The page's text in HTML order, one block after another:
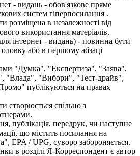
- видань - обов'язкове пряме
систем гіперпосилання .
розміщена в незалежності від
використання матеріалів.
інтернет - видань) - повинна бути
або в першому абзаці
"Думка", "Експертиза", "Заява",
"Влада", "Вибори", "Тест-драйв",
публікуються на правах
створюється спільно з
публікація, передрук, чи наступне
що містить посилання на
EPA / UPG, суворо забороняється.
в розділі Я-Корреспондент є автор